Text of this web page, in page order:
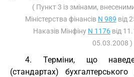
( Пункт 3 із змінами,
Міністерства фінансів N 989 від
Наказів Мінфіну N 1176 від
05.03.2008 )
4. Терміни, що
(стандартах)